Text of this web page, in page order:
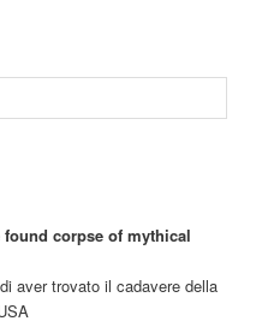
found corpse of mythical
aver trovato il cadavere della